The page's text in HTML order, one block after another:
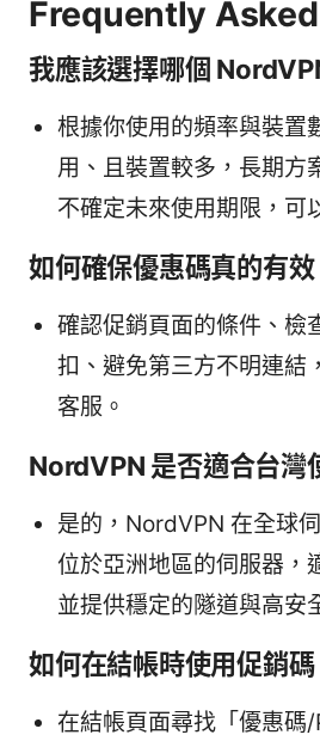
Frequently
我應該選擇哪個
根據你使用的頻率與裝置
用、且裝置較多，長期方
不確定未來使用期限，可
如何確保優惠碼真的有效
確認促銷頁面的條件、檢
扣、避免第三方不明連結
客服。
NordVPN 是否適合台灣
是的，NordVPN 在全球
位於亞洲地區的伺服器，
並提供穩定的隧道與高安
如何在結帳時使用促銷碼
在結帳頁面尋找「優惠碼